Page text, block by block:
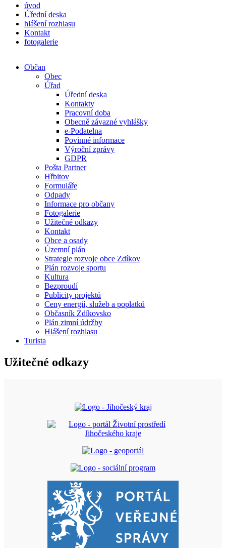
úvod
Úřední deska
hlášení rozhlasu
Kontakt
fotogalerie
Občan
Obec
Úřad
Úřední deska
Kontakty
Pracovní doba
Obecně závazné vyhlášky
e-Podatelna
Povinné informace
Výroční zprávy
GDPR
Pošta Partner
Hřbitov
Formuláře
Odpady
Informace pro občany
Fotogalerie
Užitečné odkazy
Kontakt
Obce a osady
Územní plán
Strategie rozvoje obce Zdíkov
Plán rozvoje sportu
Kultura
Bezproudí
Publicity projektů
Ceny energií, služeb a poplatků
Občasník Zdíkovsko
Plán zimní údržby
Hlášení rozhlasu
Turista
Užitečné odkazy